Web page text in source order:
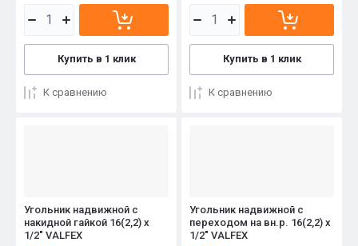
Купить в 1 клик
К сравнению
Купить в 1 клик
К сравнению
Угольник надвижной с
накидной гайкой 16(2,2) х
1/2" VALFEX
Угольник надвижной с
переходом на вн.р. 16(2,2) х
1/2" VALFEX